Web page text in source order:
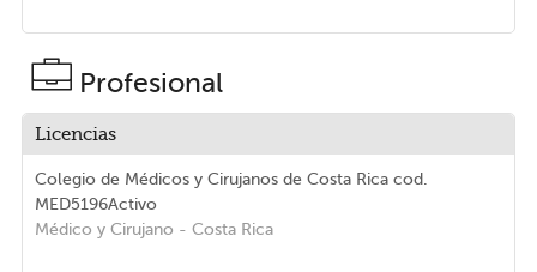
Profesional
Licencias
Colegio de Médicos y Cirujanos de Costa Rica cod.
MED5196Activo
Médico y Cirujano - Costa Rica